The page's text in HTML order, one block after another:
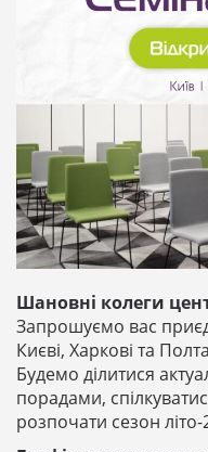
Шановні колеги
Запрошуємо вас
Києві, Харкові та
Будемо ділитися
порадами,
розпочати сезон літо-